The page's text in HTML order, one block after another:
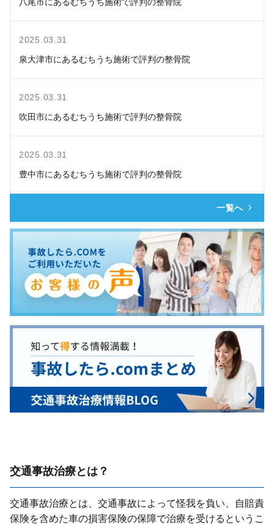
2025.03.31
泉大津市にあるむちうち施術で評判の整骨院
2025.03.31
吹田市にあるむちうち施術で評判の整骨院
2025.03.31
豊中市にあるむちうち施術で評判の整骨院
一覧へ
交通事故治療とは？
交通事故治療とは、交通事故によって怪我を負い、⾃賠責
保険を含めた⾞の損害保険の保障で治療を受けるというこ